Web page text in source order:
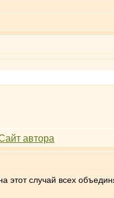
этот случай всех